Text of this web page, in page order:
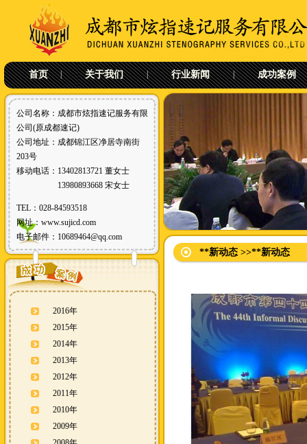
首页 | 关于我们 | 行业新闻 | 成功案例
公司名称：成都市炫指速记服务有限
公司(原成都速记)
公司地址：成都锦江区净居寺南街
203号
移动电话：13402813721 董女士
13980893668 宋女士
TEL：028-84593518
网址： www.sujicd.com
电子邮件：10689464@qq.com
2016年
2015年
2014年
2013年
2012年
2011年
2010年
2009年
**新动态 >>**新动态